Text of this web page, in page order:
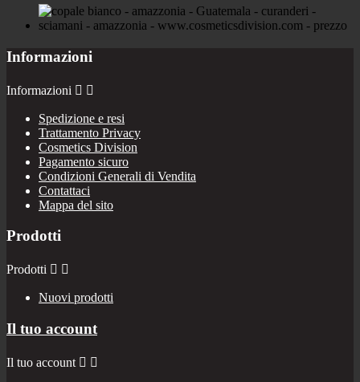
Informazioni
Informazioni  
Spedizione e resi
Trattamento Privacy
Cosmetics Division
Pagamento sicuro
Condizioni Generali di Vendita
Contattaci
Mappa del sito
Prodotti
Prodotti  
Nuovi prodotti
Il tuo account
Il tuo account  